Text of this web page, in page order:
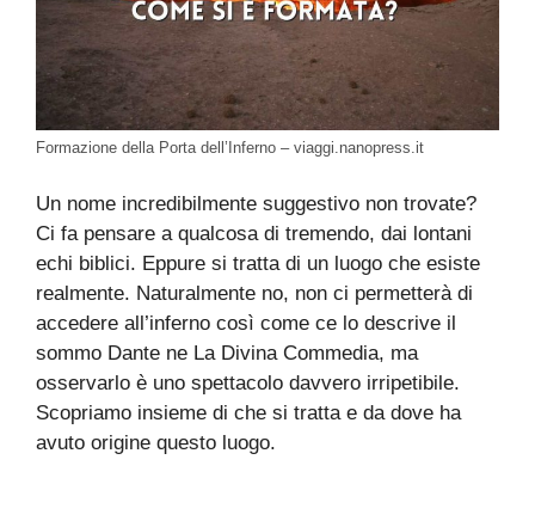
Formazione della Porta dell’Inferno – viaggi.nanopress.it
Un nome incredibilmente suggestivo non trovate?
Ci fa pensare a qualcosa di tremendo, dai lontani
echi biblici. Eppure si tratta di un luogo che esiste
realmente. Naturalmente no, non ci permetterà di
accedere all’inferno così come ce lo descrive il
sommo Dante ne La Divina Commedia, ma
osservarlo è uno spettacolo davvero irripetibile.
Scopriamo insieme di che si tratta e da dove ha
avuto origine questo luogo.